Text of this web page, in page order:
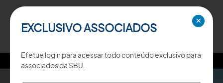
TV SBU ✕
EXCLUSIVO ASSOCIADOS
Efetue login para acessar todo conteúdo exclusivo para
associados da SBU.